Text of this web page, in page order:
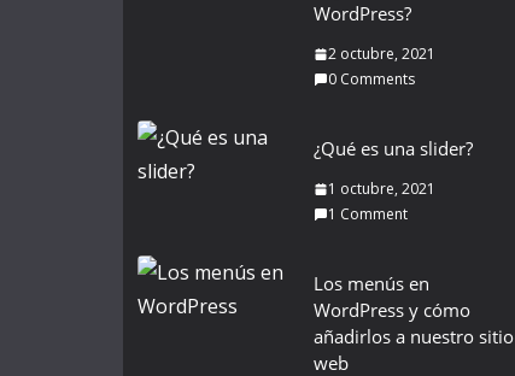
WordPress?
2 octubre, 2021
0 Comments
¿Qué es una slider?
1 octubre, 2021
1 Comment
Los menús en
WordPress y cómo
añadirlos a nuestro sitio
web